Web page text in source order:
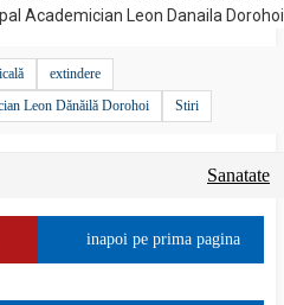
Academician Leon Danaila
extindere
Leon Dănăilă Dorohoi
Stiri
Sanatate
inapoi pe prima pagina